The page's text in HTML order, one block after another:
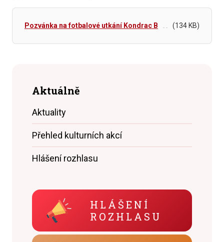
Pozvánka na fotbalové utkání Kondrac B (134 KB)
Aktuálně
Aktuality
Přehled kulturních akcí
Hlášení rozhlasu
HLÁŠENÍ
ROZHLASU